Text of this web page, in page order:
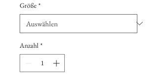
Größe *
Anzahl *